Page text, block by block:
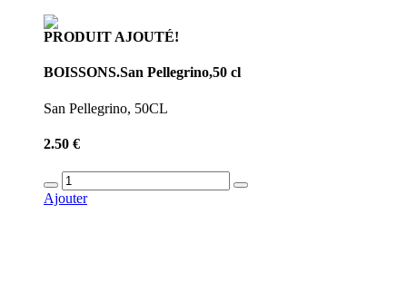
PRODUIT AJOUTÉ!
BOISSONS.San Pellegrino,50 cl
San Pellegrino, 50CL
2.50 €
Ajouter